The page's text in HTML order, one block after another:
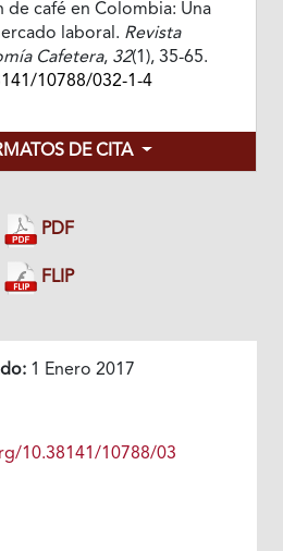
de café en Colombia: Una
laboral. Revista
Cafetera, 32(1), 35-65.
10788/032-1-4
DE CITA
PDF
FLIP
1 Enero 2017
10.38141/10788/03